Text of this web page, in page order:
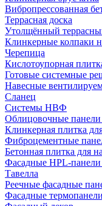
Вибропрессованная
Террасная доска
Утолщённый
Клинкерные колпаки
Черепица
Кислотоупорная
Готовые системные
Навесные
Сланец
Системы НВФ
Облицовочные панели
Клинкерная плитка
Фиброцементные
Бетонная плитка для
Фасадные HPL-панели
Тавелла
Реечные фасадные
Фасадные термопанели